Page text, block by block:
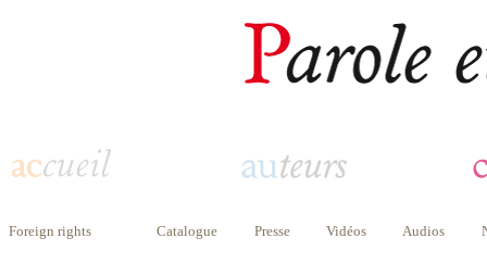
Foreign rights Catalogue Presse Vidéos Audios